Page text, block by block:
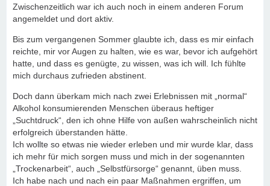
Zwischenzeitlich war ich auch noch in einem anderen Forum
angemeldet und dort aktiv.
Bis zum vergangenen Sommer glaubte ich, dass es mir einfach
reichte, mir vor Augen zu halten, wie es war, bevor ich aufgehört
hatte, und dass es genügte, zu wissen, was ich will. Ich fühlte
mich durchaus zufrieden abstinent.
Doch dann überkam mich nach zwei Erlebnissen mit „normal“
Alkohol konsumierenden Menschen überaus heftiger
„Suchtdruck“, den ich ohne Hilfe von außen wahrscheinlich nicht
erfolgreich überstanden hätte.
Ich wollte so etwas nie wieder erleben und mir wurde klar, dass
ich mehr für mich sorgen muss und mich in der sogenannten
„Trockenarbeit“, auch „Selbstfürsorge“ genannt, üben muss.
Ich habe nach und nach ein paar Maßnahmen ergriffen, um